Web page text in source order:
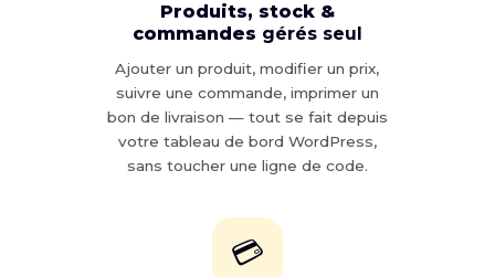
Produits, stock &
commandes gérés seul
Ajouter un produit, modifier un prix,
suivre une commande, imprimer un
bon de livraison — tout se fait depuis
votre tableau de bord WordPress,
sans toucher une ligne de code.
💳